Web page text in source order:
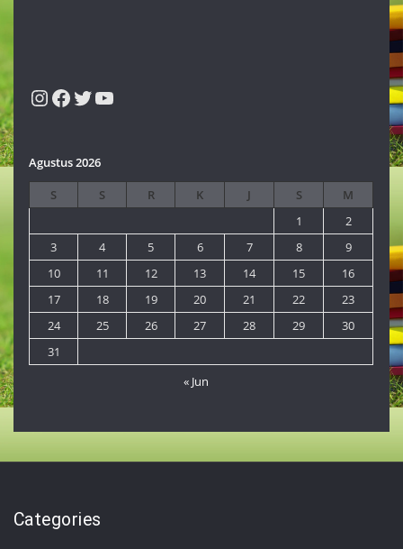
Instagram
Facebook
Twitter
YouTube
Agustus 2026
S
S R K J S
M
1
2
3
4 5 6 7 8
9
10
11 12 13 14 15
16
17
18 19 20 21 22
23
24
25 26 27 28 29
30
31
« Jun
Categories